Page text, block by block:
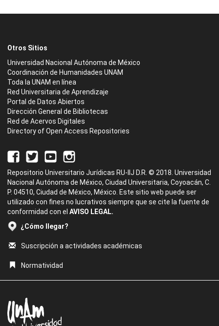
Otros Sitios
Universidad Nacional Autónoma de México
Coordinación de Humanidades UNAM
Toda la UNAM en línea
Red Universitaria de Aprendizaje
Portal de Datos Abiertos
Dirección General de Bibliotecas
Red de Acervos Digitales
Directory of Open Access Repositories
Repositorio Universitario Jurídicas RU-IIJ D.R. © 2018. Universidad
Nacional Autónoma de México, Ciudad Universitaria, Coyoacán, C.
P. 04510, Ciudad de México, México. Este sitio web puede ser
utilizado con fines no lucrativos siempre que se cite la fuente de
conformidad con el AVISO LEGAL.
¿Cómo llegar?
Suscripción a actividades académicas
Normatividad